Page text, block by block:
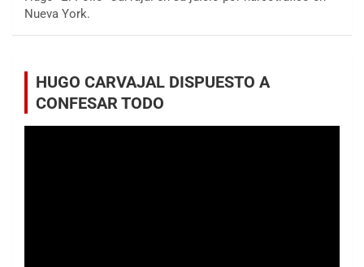
Nueva York.
HUGO CARVAJAL DISPUESTO A
CONFESAR TODO